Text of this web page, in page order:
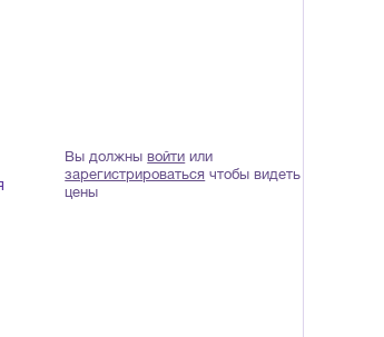
Вы должнывойти или
зарегистрироваться чтобы видеть
цены